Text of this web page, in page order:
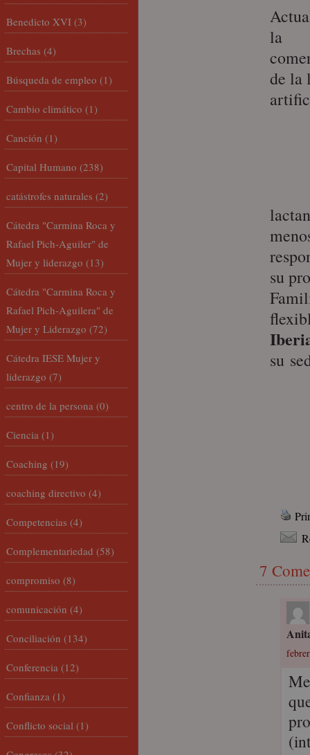
la
de la
su
su
7
Benedicto XVI (3)
Brechas (4)
Búsqueda de empleo (1)
Cambio climático (1)
Canción (1)
Capital Humano (238)
catástrofes naturales (2)
Cátedra "Carmina Roca y
Rafael Pich-Aguiler" de
Mujer y liderazgo (13)
Cátedra "Carmina Roca y
Rafael Pich-Aguilera" de
Mujer y Liderazgo (72)
Cátedra IESE Mujer y
liderazgo (7)
centro de la persona (0)
Ciencia (1)
Coaching (19)
coaching directivo (4)
Competencias (4)
Complementariedad (58)
compromiso (8)
comunicación (4)
Conciliación (134)
Conferencia (12)
Confianza (1)
Conflicto social (1)